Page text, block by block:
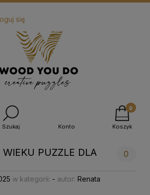
się
Szukaj Konto Koszyk
WIEKU PUZZLE DLA 0
w kategorii: - autor: Renata